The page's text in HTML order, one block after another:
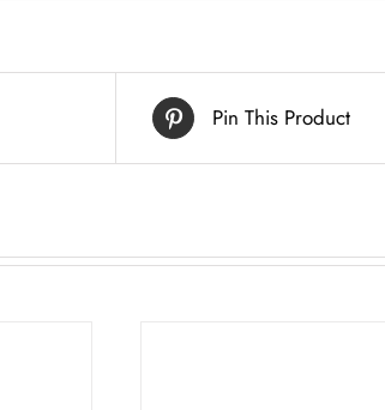
Pin This Product